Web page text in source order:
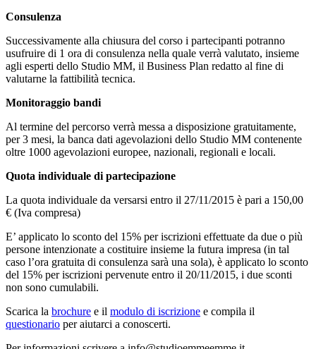
Consulenza
Successivamente alla chiusura del corso i partecipanti potranno
usufruire di 1 ora di consulenza nella quale verrà valutato, insieme
agli esperti dello Studio MM, il Business Plan redatto al fine di
valutarne la fattibilità tecnica.
Monitoraggio bandi
Al termine del percorso verrà messa a disposizione gratuitamente,
per 3 mesi, la banca dati agevolazioni dello Studio MM contenente
oltre 1000 agevolazioni europee, nazionali, regionali e locali.
Quota individuale di partecipazione
La quota individuale da versarsi entro il 27/11/2015 è pari a 150,00
€ (Iva compresa)
E’ applicato lo sconto del 15% per iscrizioni effettuate da due o più
persone intenzionate a costituire insieme la futura impresa (in tal
caso l’ora gratuita di consulenza sarà una sola), è applicato lo sconto
del 15% per iscrizioni pervenute entro il 20/11/2015, i due sconti
non sono cumulabili.
Scarica la brochure e il modulo di iscrizione e compila il
questionario per aiutarci a conoscerti.